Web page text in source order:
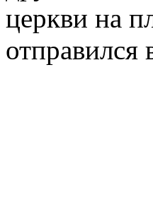
церкви на
отправился